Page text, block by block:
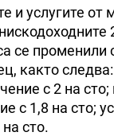
и услугите от
се променили
както
с 2 на
с 1,8 на сто;
сто.